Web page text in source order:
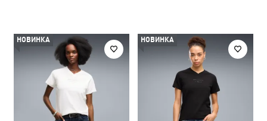
НОВИНКА НОВИНКА